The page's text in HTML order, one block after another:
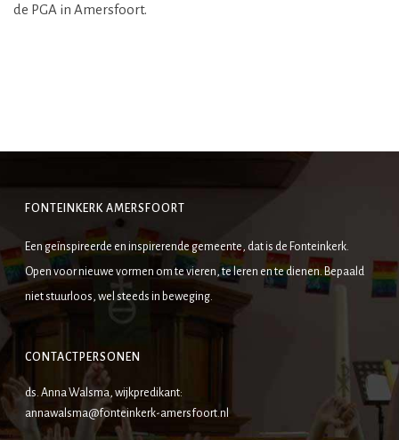
de PGA in Amersfoort.
FONTEINKERK AMERSFOORT
Een geïnspireerde en inspirerende gemeente, dat is de Fonteinkerk.
Open voor nieuwe vormen om te vieren, te leren en te dienen. Bepaald
niet stuurloos, wel steeds in beweging.
CONTACTPERSONEN
ds. Anna Walsma, wijkpredikant:
annawalsma@fonteinkerk-amersfoort.nl